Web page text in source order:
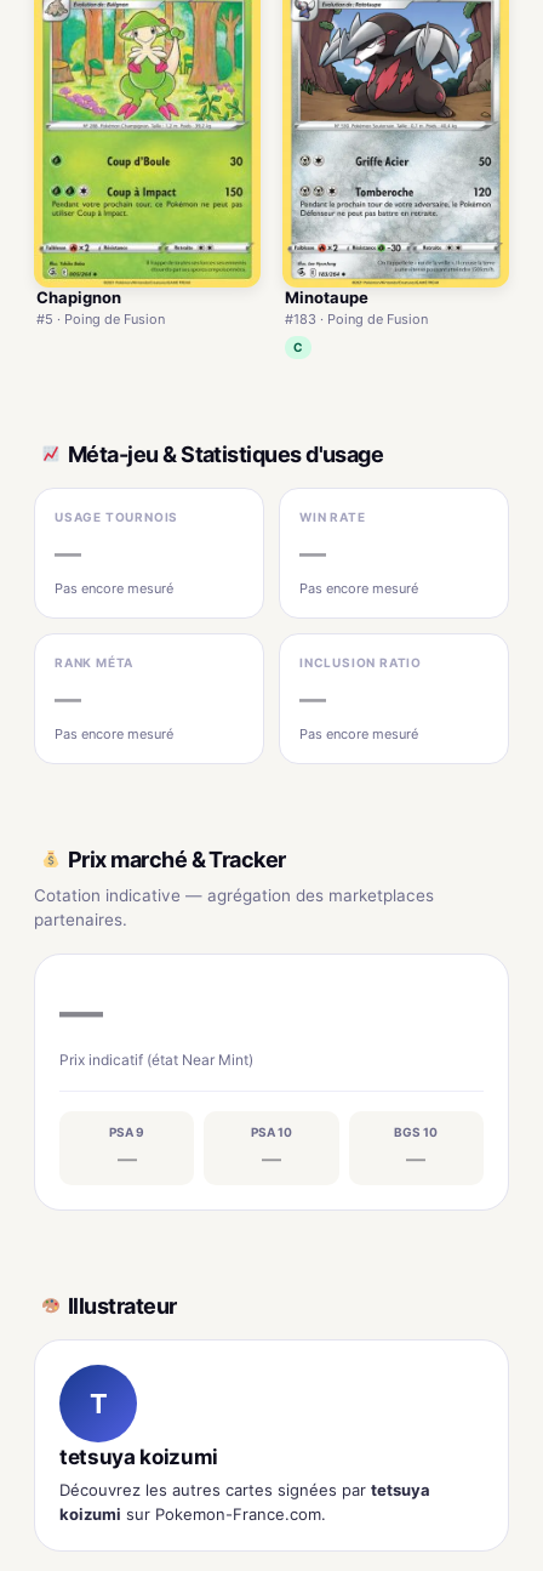
Chapignon
#5 · Poing de Fusion
Minotaupe
#183 · Poing de Fusion
C
Méta-jeu & Statistiques d'usage
USAGE TOURNOIS
—
Pas encore mesuré
WIN RATE
—
Pas encore mesuré
RANK MÉTA
—
Pas encore mesuré
INCLUSION RATIO
—
Pas encore mesuré
Prix marché & Tracker
Cotation indicative — agrégation des marketplaces
partenaires.
—
Prix indicatif (état Near Mint)
PSA 9
—
PSA 10
—
BGS 10
—
Illustrateur
T
tetsuya koizumi
Découvrez les autres cartes signées par tetsuya
koizumi sur Pokemon-France.com.